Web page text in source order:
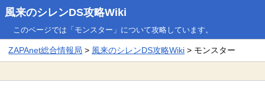
風来のシレンDS攻略Wiki
このページでは「モンスター」について攻略しています。
ZAPAnet総合情報局 > 風来のシレンDS攻略Wiki > モンスター